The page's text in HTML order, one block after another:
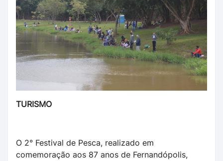
TURISMO
O 2° Festival de Pesca, realizado em
comemoração aos 87 anos de Fernandópolis,